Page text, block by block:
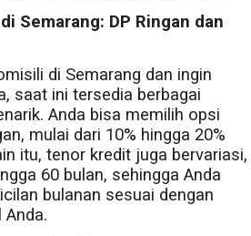
Semarang: DP Ringan dan
di Semarang dan ingin
saat ini tersedia berbagai
Anda bisa memilih opsi
mulai dari 10% hingga 20%
itu, tenor kredit juga bervariasi,
60 bulan, sehingga Anda
bulanan sesuai dengan